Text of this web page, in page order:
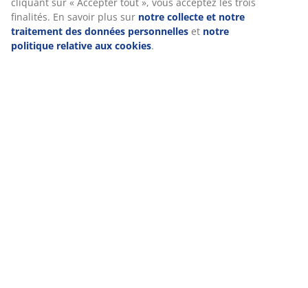
finalités. En savoir plus sur notre collecte et notre
traitement des données personnelles et notre
politique relative aux cookies.